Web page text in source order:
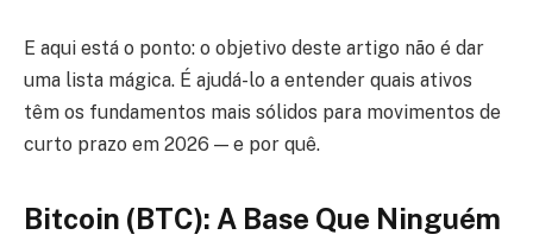
E aqui está o ponto: o objetivo deste artigo não é dar
uma lista mágica. É ajudá-lo a entender quais ativos
têm os fundamentos mais sólidos para movimentos de
curto prazo em 2026 — e por quê.
Bitcoin (BTC): A Base Que Ninguém